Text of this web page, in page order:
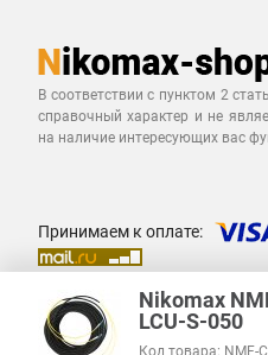
В соответствии с пунктом 2
справочный характер и не
на наличие интересующих вас
Принимаем к оплате:
Nikomax
LCU-S-050
Код товара: NMF-